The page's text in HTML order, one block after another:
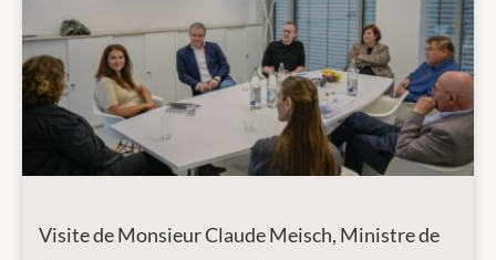
Visite de Monsieur Claude Meisch, Ministre de